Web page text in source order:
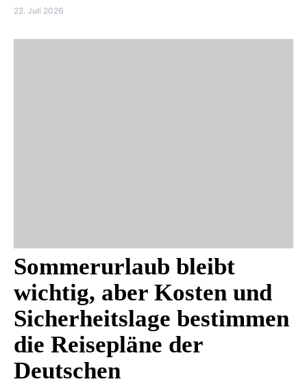
22. Juli 2026
Sommerurlaub bleibt
wichtig, aber Kosten und
Sicherheitslage bestimmen
die Reisepläne der
Deutschen